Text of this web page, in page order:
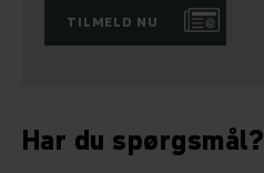
TILMELD NU
Har du spørgsmål?